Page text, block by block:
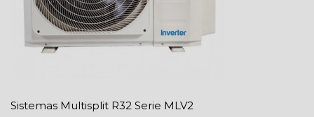
Sistemas Multisplit R32 Serie MLV2